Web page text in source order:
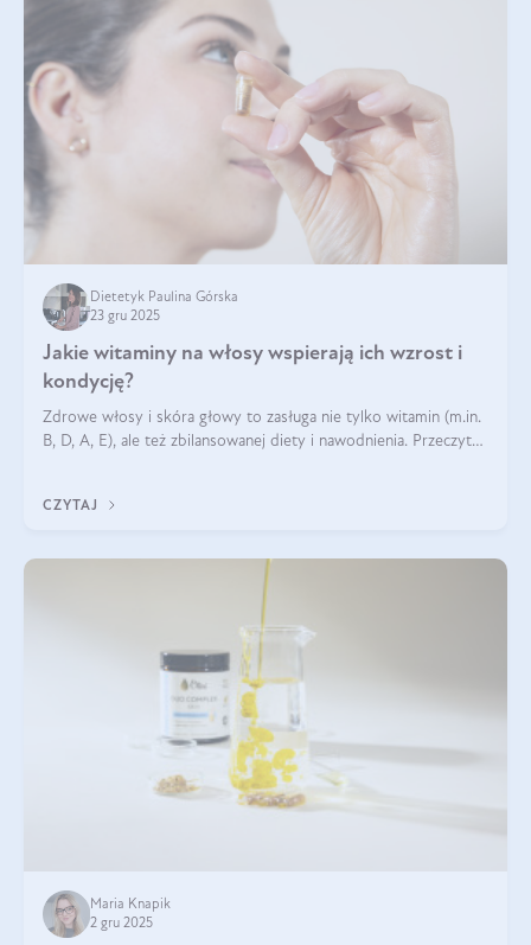
Dietetyk Paulina Górska
23 gru 2025
Jakie witaminy na włosy wspierają ich wzrost i
kondycję?
Zdrowe włosy i skóra głowy to zasługa nie tylko witamin (m.in.
B, D, A, E), ale też zbilansowanej diety i nawodnienia. Przeczytaj
CZYTAJ
Maria Knapik
2 gru 2025